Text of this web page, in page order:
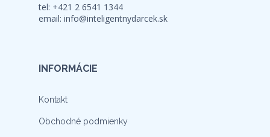
tel: +421 2 6541 1344
email: info@inteligentnydarcek.sk
INFORMÁCIE
Kontakt
Obchodné podmienky